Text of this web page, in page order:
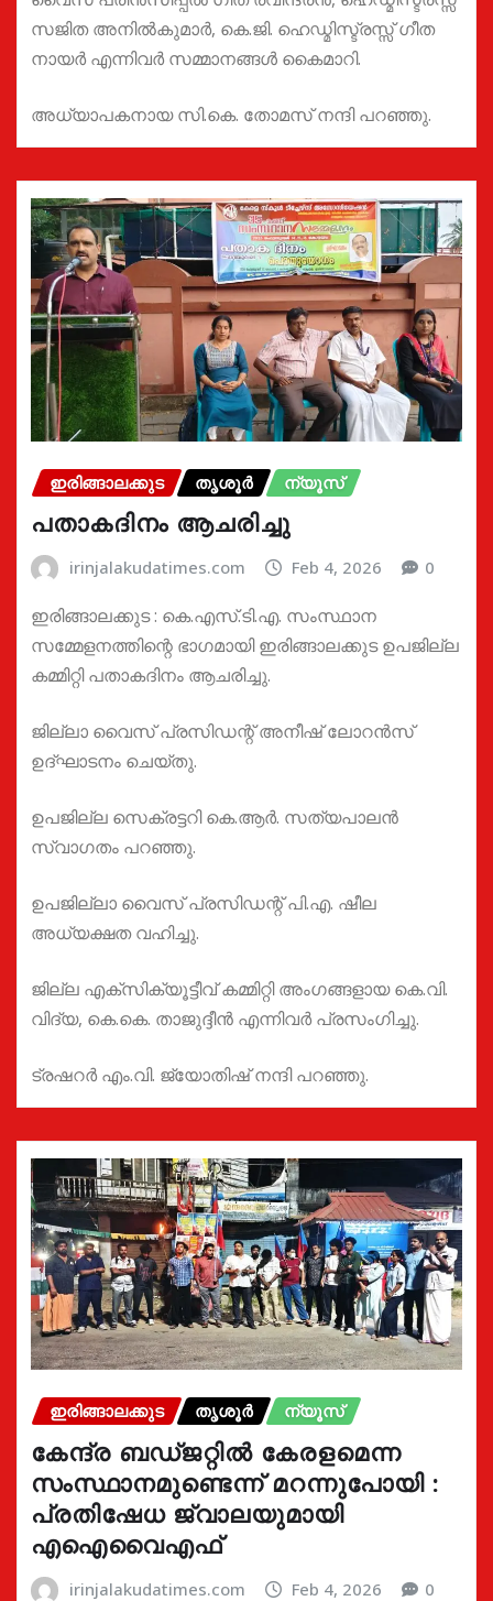
സജിത അനിൽകുമാർ, കെ.ജി. ഹെഡ്മിസ്ട്രസ്സ് ഗീത
നായർ എന്നിവർ സമ്മാനങ്ങൾ കൈമാറി.
അധ്യാപകനായ സി.കെ. തോമസ് നന്ദി പറഞ്ഞു.
ഇരിങ്ങാലക്കുട തൃശൂർ ന്യൂസ്
പതാകദിനം ആചരിച്ചു
irinjalakudatimes.com Feb 4, 2026 0
ഇരിങ്ങാലക്കുട : കെ.എസ്.ടി.എ. സംസ്ഥാന
സമ്മേളനത്തിന്റെ ഭാഗമായി ഇരിങ്ങാലക്കുട ഉപജില്ല
കമ്മിറ്റി പതാകദിനം ആചരിച്ചു.
ജില്ലാ വൈസ് പ്രസിഡന്റ് അനീഷ് ലോറൻസ്
ഉദ്ഘാടനം ചെയ്തു.
ഉപജില്ല സെക്രട്ടറി കെ.ആർ. സത്യപാലൻ
സ്വാഗതം പറഞ്ഞു.
ഉപജില്ലാ വൈസ് പ്രസിഡന്റ് പി.എ. ഷീല
അധ്യക്ഷത വഹിച്ചു.
ജില്ല എക്സിക്യൂട്ടീവ് കമ്മിറ്റി അംഗങ്ങളായ കെ.വി.
വിദ്യ, കെ.കെ. താജുദ്ദീൻ എന്നിവർ പ്രസംഗിച്ചു.
ട്രഷറർ എം.വി. ജ്യോതിഷ് നന്ദി പറഞ്ഞു.
ഇരിങ്ങാലക്കുട തൃശൂർ ന്യൂസ്
കേന്ദ്ര ബഡ്ജറ്റിൽ കേരളമെന്ന
സംസ്ഥാനമുണ്ടെന്ന് മറന്നുപോയി :
പ്രതിഷേധ ജ്വാലയുമായി
എഐവൈഎഫ്
irinjalakudatimes.com Feb 4, 2026 0